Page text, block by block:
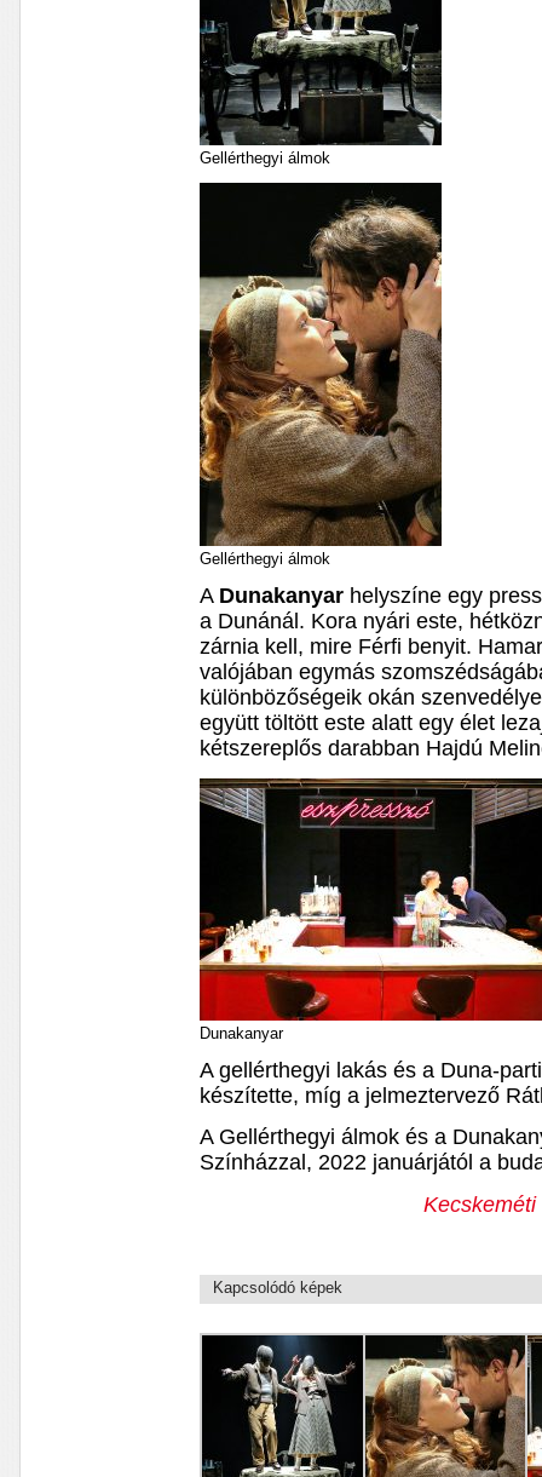
Gellérthegyi álmok
Gellérthegyi álmok
A Dunakanyar helyszíne egy
a Dunánál. Kora nyári este,
zárnia kell, mire Férfi benyit.
valójában egymás
különbözőségeik okán
együtt töltött este alatt egy élet
kétszereplős darabban Hajdú
Dunakanyar
A gellérthegyi lakás és a Duna-
készítette, míg a jelmeztervező
A Gellérthegyi álmok és a
Színházzal, 2022 januárjától a
Kapcsolódó képek